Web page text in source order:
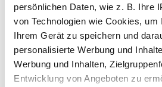
persönlichen Daten, wie z. B. Ihre
von Technologien wie Cookies, um
Ihrem Gerät zu speichern und
personalisierte Werbung und
Werbung und Inhalten,
Entwicklung von Angeboten zu